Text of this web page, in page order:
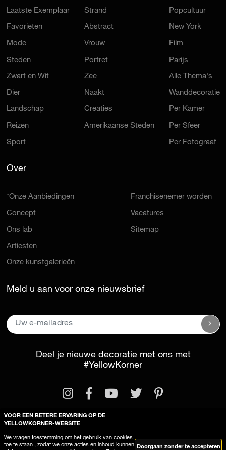
Laatste Exemplaar
Favorieten
Mode
Steden
Zwart en Wit
Dier
Landschap
Reizen
Sport
Strand
Abstract
Vrouw
Portret
Zee
Naakt
Creaties
Amerikaanse Steden
Popcultuur
New York
Film
Parijs
Alle Thema's
Wanddecoratie
Per Kamer
Per Sfeer
Per Fotograaf
Over
*Onze Aanbiedingen
Concept
Ons lab
Artiesten
Onze kunstgalerieën
Franchisenemer worden
Vacatures
Sitemap
Meld u aan voor onze nieuwsbrief
Deel je nieuwe decoratie met ons met
#YellowKorner
Wettelijke kennisgevingAlgemene voorwaarden
VOOR EEN BETERE ERVARING OP DE
YELLOWKORNER-WEBSITE
We vragen toestemming om het gebruik van cookies
toe te staan , zodat we onze acties en inhoud kunnen
Doorgaan zonder te accepteren